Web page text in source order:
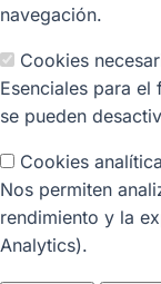
navegación.
Cookies
Esenciales para
se pueden
Cookies
Nos permiten
rendimiento y la
Analytics).